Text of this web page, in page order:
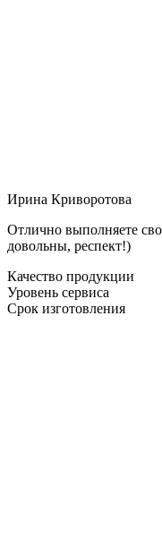
Ирина Криворотова
Отлично выполняете
довольны, респект!)
Качество продукции
Уровень сервиса
Срок изготовления